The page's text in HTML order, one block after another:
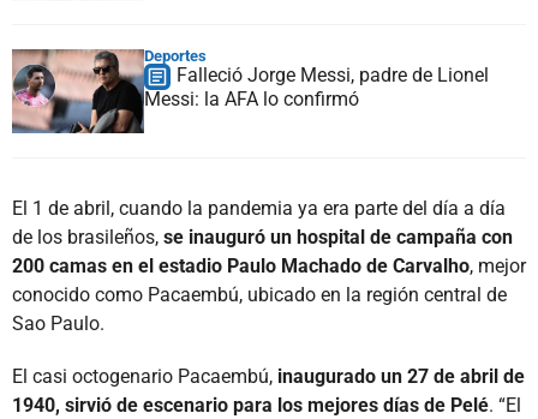
Deportes
Falleció Jorge Messi, padre de Lionel
Messi: la AFA lo confirmó
El 1 de abril, cuando la pandemia ya era parte del día a día
de los brasileños, se inauguró un hospital de campaña con
200 camas en el estadio Paulo Machado de Carvalho, mejor
conocido como Pacaembú, ubicado en la región central de
Sao Paulo.
El casi octogenario Pacaembú, inaugurado un 27 de abril de
1940, sirvió de escenario para los mejores días de Pelé. “El